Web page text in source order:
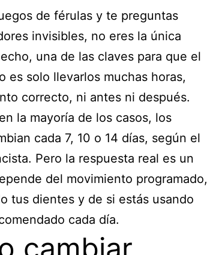
de férulas y te preguntas
invisibles, no eres la única
una de las claves para que el
es solo llevarlos muchas horas,
correcto, ni antes ni después.
la mayoría de los casos, los
cada 7, 10 o 14 días, según el
Pero la respuesta real es un
del movimiento programado,
tus dientes y de si estás usando
cada día.
cambiar